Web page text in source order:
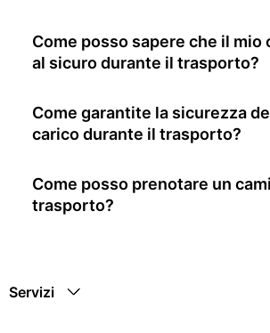
Come posso sapere che il mio
al sicuro durante il trasporto?
Come garantite la sicurezza
carico durante il trasporto?
Come posso prenotare un
trasporto?
Servizi